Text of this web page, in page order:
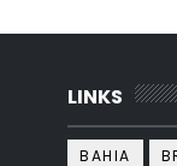
LINKS
BAHIA